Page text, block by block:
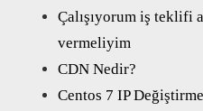
Çalışıyorum iş teklifi
vermeliyim
CDN Nedir?
Centos 7 IP Değiştirme